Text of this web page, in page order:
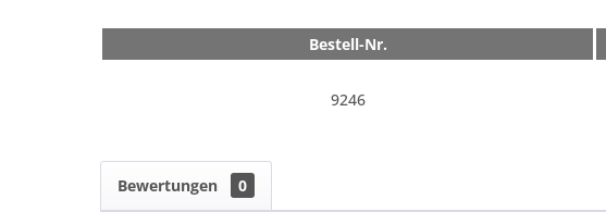
Bestell-Nr.
9246
Bewertungen 0